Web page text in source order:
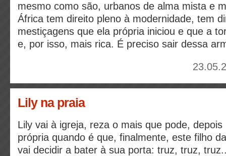
mesmo como são, urbanos de alma mista e
África tem direito pleno à modernidade, tem
mestiçagens que ela própria iniciou e que a
e, por isso, mais rica. É preciso sair dessa
Lily na praia
Lily vai à igreja, reza o mais que pode,
própria quando é que, finalmente, este filho
vai decidir a bater à sua porta: truz, truz,